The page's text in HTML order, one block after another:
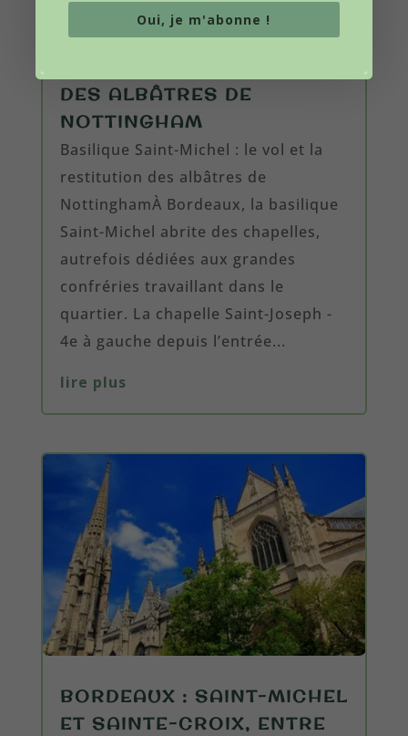
BASILIQUE SAINT-MICHEL :
DES ALBÂTRES DE
NOTTINGHAM
Basilique Saint-Michel : le vol et la
restitution des albâtres de
NottinghamÀ Bordeaux, la basilique
Saint-Michel abrite des chapelles,
autrefois dédiées aux grandes
confréries travaillant dans le
quartier. La chapelle Saint-Joseph -
4e à gauche depuis l’entrée...
lire plus
BORDEAUX : SAINT-MICHEL
ET SAINTE-CROIX, ENTRE
Oui, je m'abonne !